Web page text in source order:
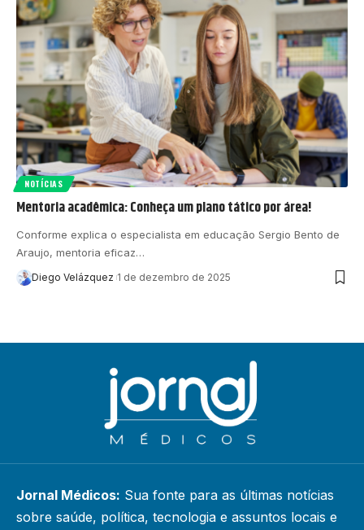
NOTÍCIAS
Mentoria acadêmica: Conheça um plano tático por área!
Conforme explica o especialista em educação Sergio Bento de
Araujo, mentoria eficaz…
Diego Velázquez 1 de dezembro de 2025
Jornal Médicos: Sua fonte para as últimas notícias
sobre saúde, política, tecnologia e assuntos locais e